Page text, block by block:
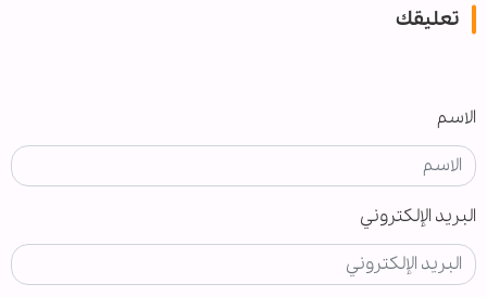
تعليقك
الاسم
البريد الإلكتروني